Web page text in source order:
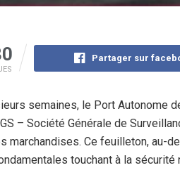
Partager sur
semaines, le Port Autonome
– Société Générale de
marchandises. Ce feuilleton, au-
touchant à la